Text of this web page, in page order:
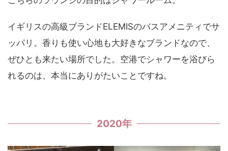
イギリスの高級ブランドELEMISのバスアメニティでサ
ッパリ。香りも使い心地も大好きなブランドなので、
ぜひとも来たい場所でした。空港でシャワーを浴びら
れるのは、本当にありがたいことですね。
2020年